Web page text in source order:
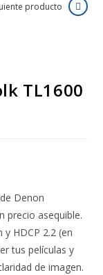
producto
TL1600
Denon
precio asequible.
HDCP 2.2 (en
tus películas y
de imagen.